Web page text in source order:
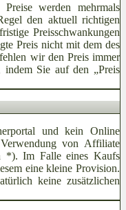
werden mehrmals
den aktuell richtigen
Preisschwankungen
Preis nicht mit dem des
wir den Preis immer
Sie auf den „Preis
und kein Online
von Affiliate
*). Im Falle eines Kaufs
eine kleine Provision.
keine zusätzlichen